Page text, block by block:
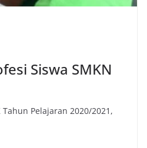
Siswa SMKN
Pelajaran 2020/2021,